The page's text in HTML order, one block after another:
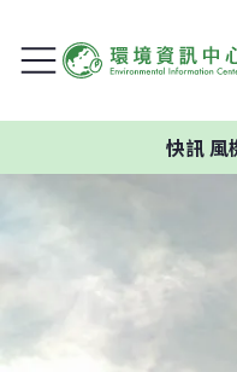
快訊風機離